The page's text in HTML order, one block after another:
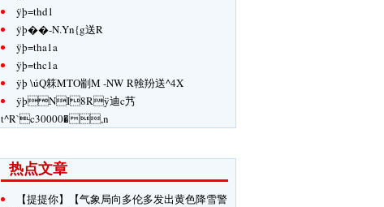
ÿþ=thd1
ÿþ��-N.Yn{g送R
ÿþ=tha1a
ÿþ=thc1a
ÿþ \úQ箖MTO剬M -N W R螒羒送^4X
ÿþNI8Rÿ迪c艿
t^R`c30000�,n
热点文章
【提提你】【气象局向多伦多发出黄色降雪警